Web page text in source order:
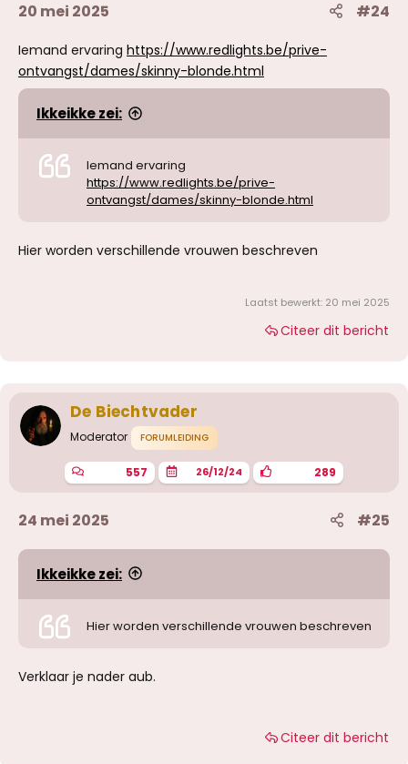
20 mei 2025 #24
Iemand ervaring https://www.redlights.be/prive-
ontvangst/dames/skinny-blonde.html
Ikkeikke zei:
Iemand ervaring
https://www.redlights.be/prive-
ontvangst/dames/skinny-blonde.html
Hier worden verschillende vrouwen beschreven
Laatst bewerkt: 20 mei 2025
Citeer dit bericht
De Biechtvader
Moderator FORUMLEIDING
557 26/12/24 289
24 mei 2025 #25
Ikkeikke zei:
Hier worden verschillende vrouwen beschreven
Verklaar je nader aub.
Citeer dit bericht